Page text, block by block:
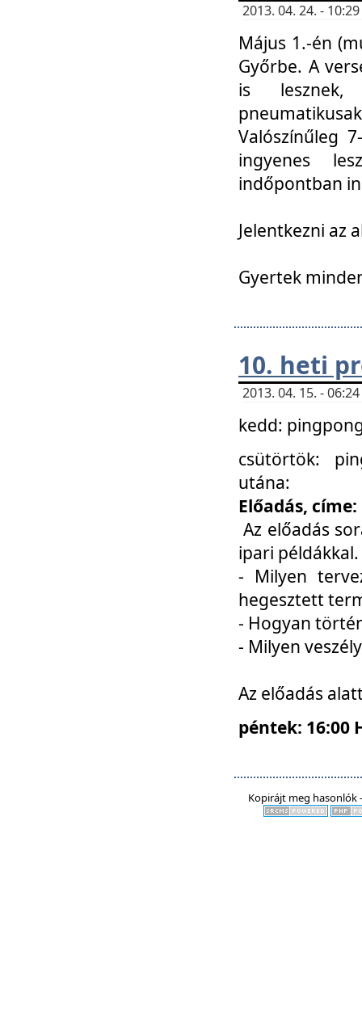
2013. 04. 24. -
Május 1.-én
Győrbe. A
is lesznek,
Valószínűleg
ingyenes
indőpontban
Jelentkezni az
Gyertek
10. heti
2013. 04. 15. -
kedd:
csütörtök:
utána:
Előadás,
Az előadás
ipari
- Milyen
hegesztett
- Hogyan
- Milyen
Az előadás
péntek: 16:00
Kopirájt meg hasonlók